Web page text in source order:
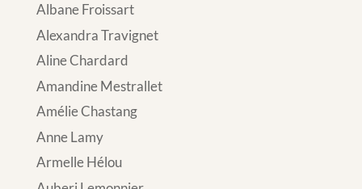
Albane Froissart
Alexandra Travignet
Aline Chardard
Amandine Mestrallet
Amélie Chastang
Anne Lamy
Armelle Hélou